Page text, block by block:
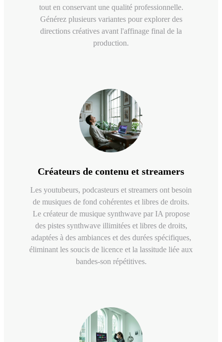
tout en conservant une qualité professionnelle.
Générez plusieurs variantes pour explorer des
directions créatives avant l'affinage final de la
production.
Créateurs de contenu et streamers
Les youtubeurs, podcasteurs et streamers ont besoin
de musiques de fond cohérentes et libres de droits.
Le créateur de musique synthwave par IA propose
des pistes synthwave illimitées et libres de droits,
adaptées à des ambiances et des durées spécifiques,
éliminant les soucis de licence et la lassitude liée aux
bandes-son répétitives.